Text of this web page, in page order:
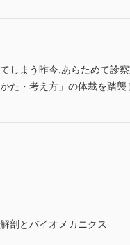
しまう昨今,あらためて診
た・考え方」の体裁を踏
剖とバイオメカニクス